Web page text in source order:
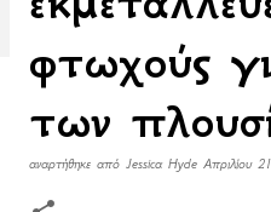
φτωχούς
των
αναρτήθηκε από Jessica Hyde Απριλίου